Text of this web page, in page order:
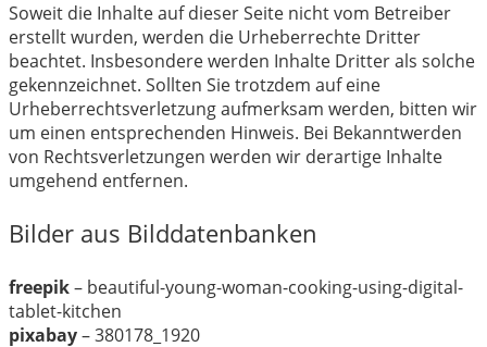
Soweit die Inhalte auf dieser Seite nicht vom Betreiber
erstellt wurden, werden die Urheberrechte Dritter
beachtet. Insbesondere werden Inhalte Dritter als solche
gekennzeichnet. Sollten Sie trotzdem auf eine
Urheberrechtsverletzung aufmerksam werden, bitten wir
um einen entsprechenden Hinweis. Bei Bekanntwerden
von Rechtsverletzungen werden wir derartige Inhalte
umgehend entfernen.
Bilder aus Bilddatenbanken
freepik– beautiful-young-woman-cooking-using-digital-
tablet-kitchen
pixabay– 380178_1920